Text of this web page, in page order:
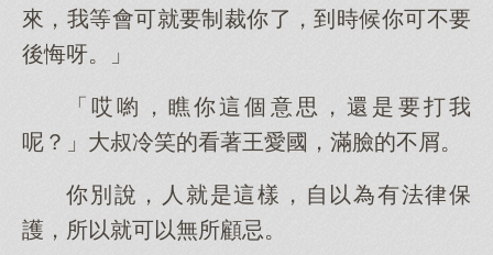
來，我等會可就要制裁你了，到時候你可不要
後悔呀。」
「哎喲，瞧你這個意思，還是要打我
呢？」大叔冷笑的看著王愛國，滿臉的不屑。
你別說，人就是這樣，自以為有法律保
護，所以就可以無所顧忌。